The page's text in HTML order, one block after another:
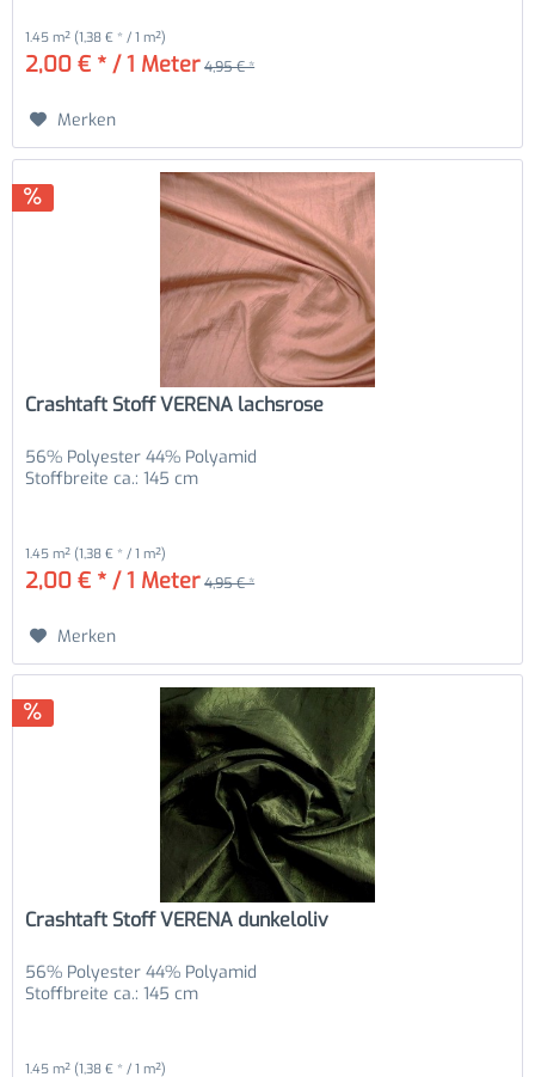
1.45 m² (1,38 € * / 1 m²)
2,00 € * / 1 Meter 4,95 € *
Merken
Crashtaft Stoff VERENA lachsrose
56% Polyester 44% Polyamid
Stoffbreite ca.: 145 cm
1.45 m² (1,38 € * / 1 m²)
2,00 € * / 1 Meter 4,95 € *
Merken
Crashtaft Stoff VERENA dunkeloliv
56% Polyester 44% Polyamid
Stoffbreite ca.: 145 cm
1.45 m² (1,38 € * / 1 m²)